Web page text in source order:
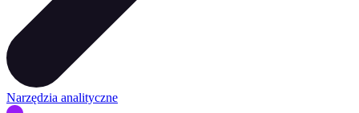
Narzędzia analityczne